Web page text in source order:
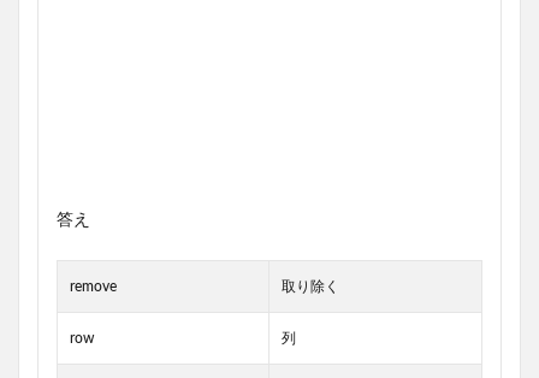
答え
remove 取り除く
row 列